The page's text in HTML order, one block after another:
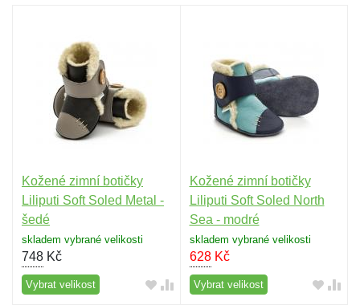
Kožené zimní botičky
Liliputi Soft Soled Metal -
šedé
skladem vybrané velikosti
748 Kč
Vybrat velikost
Kožené zimní botičky
Liliputi Soft Soled North
Sea - modré
skladem vybrané velikosti
628Kč
Vybrat velikost